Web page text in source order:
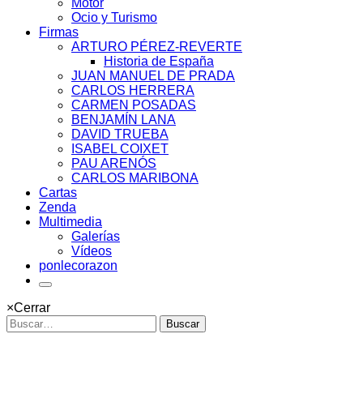
Motor
Ocio y Turismo
Firmas
ARTURO PÉREZ-REVERTE
Historia de España
JUAN MANUEL DE PRADA
CARLOS HERRERA
CARMEN POSADAS
BENJAMÍN LANA
DAVID TRUEBA
ISABEL COIXET
PAU ARENÓS
CARLOS MARIBONA
Cartas
Zenda
Multimedia
Galerías
Vídeos
ponlecorazon
×Cerrar
Buscar